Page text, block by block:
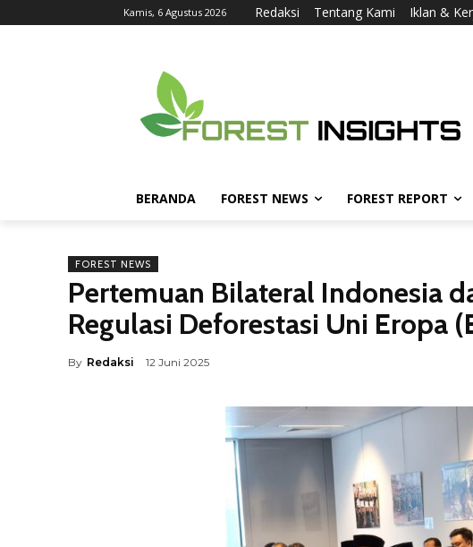
Kamis, 6 Agustus 2026 Redaksi Tentang Kami Iklan &
BERANDA FOREST NEWS FOREST REPORT
FOREST NEWS
Pertemuan Bilateral Indonesia
Regulasi Deforestasi Uni Eropa
By Redaksi 12 Juni 2025